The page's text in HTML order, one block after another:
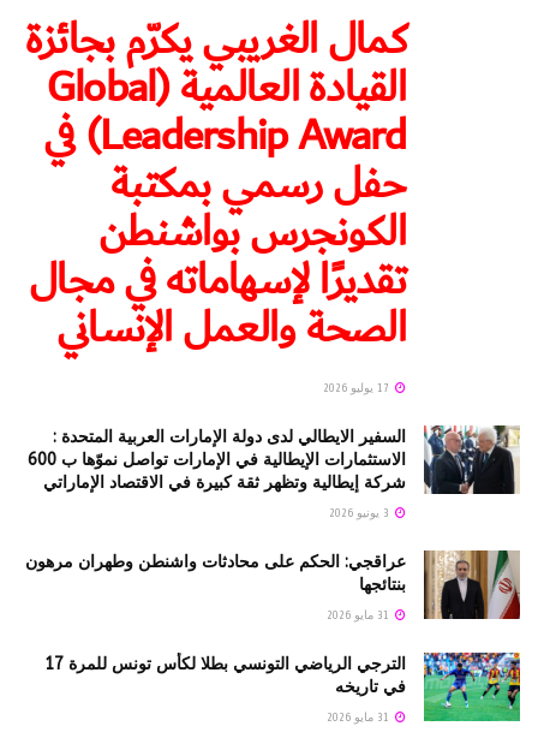
كمال الغريبي يكرّم بجائزة
القيادة العالمية (Global
Leadership Award) في
حفل رسمي بمكتبة
الكونجرس بواشنطن
تقديرًا لإسهاماته في مجال
الصحة والعمل الإنساني
السفير الايطالي لدى دولة الإمارات العربية المتحدة :
الاستثمارات الإيطالية في الإمارات تواصل نموّها ب 600
شركة إيطالية وتظهر ثقة كبيرة في الاقتصاد الإماراتي
عراقجي: الحكم على محادثات واشنطن وطهران مرهون
بنتائجها
الترجي الرياضي التونسي بطلا لكأس تونس للمرة 17
في تاريخه